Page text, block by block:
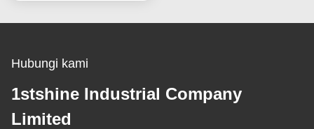
Hubungi kami
1stshine Industrial Company
Limited